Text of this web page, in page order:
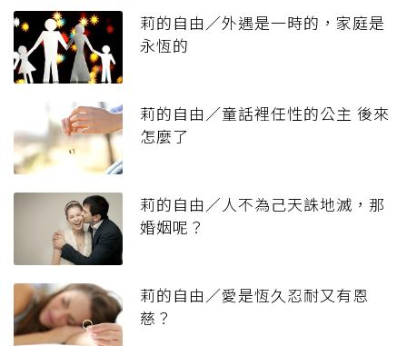
莉的自由／外遇是一時的，家庭是
永恆的
莉的自由／童話裡任性的公主 後來
怎麼了
莉的自由／人不為己天誅地滅，那
婚姻呢？
莉的自由／愛是恆久忍耐又有恩
慈？